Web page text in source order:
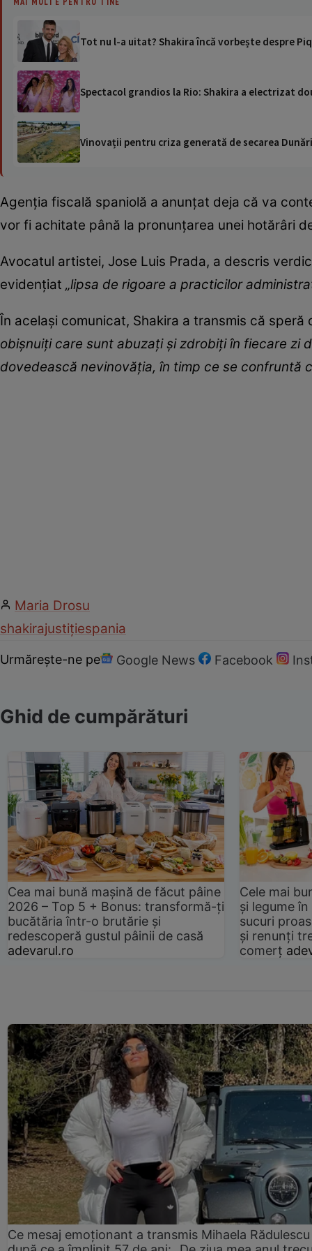
Tot nu l-a uitat? Shakira încă vorbește despre
Spectacol grandios la Rio: Shakira a electrizat
Vinovații pentru criza generată de secarea
Agenția fiscală spaniolă a anunțat deja că va
vor fi achitate până la pronunțarea unei hotărâri
Avocatul artistei, Jose Luis Prada, a descris
evidențiat „lipsa de rigoare a practicilor
În același comunicat, Shakira a transmis că
obișnuiți care sunt abuzați și zdrobiți în fiecare zi
dovedească nevinovăția, în timp ce se confruntă
Maria Drosu
shakirajustițiespania
Urmărește-ne pe Google News Facebook
Ghid de cumpărături
Cea mai bună mașină de făcut pâine
2026 – Top 5 + Bonus: transformă-ți
bucătăria într-o brutărie și
redescoperă gustul pâinii de casă
adevarul.ro
Cele mai
și legume
sucuri
și renunți
comerț
Ce mesaj emoționant a transmis Mihaela Rădulescu